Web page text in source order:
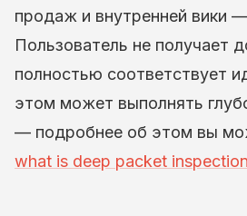
продаж и внутренней вики
Пользователь не получает
полностью соответствует
этом может выполнять
— подробнее об этом вы
what is deep packet inspection